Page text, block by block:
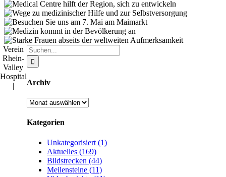
Suche
nach:
Archiv
Archiv
Kategorien
Unkategorisiert (1)
Aktuelles (169)
Bildstrecken (44)
Meilensteine (11)
Verein
Rhein-
Valley
Hospital
|